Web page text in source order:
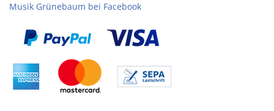
Musik Grünebaum bei Facebook